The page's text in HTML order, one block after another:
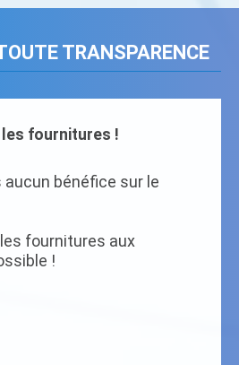
TRANSPARENCE
les fournitures !
bénéfice sur le
fournitures aux
!